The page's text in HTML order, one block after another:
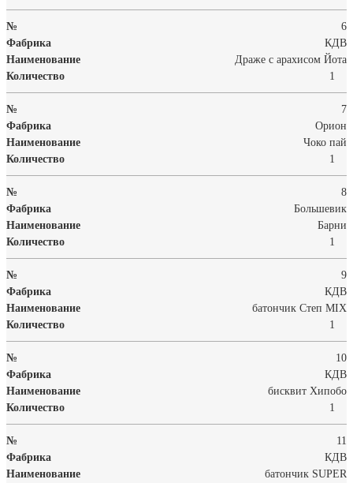
6
КДВ
Драже с арахисом Йота
1
7
Орион
Чоко пай
1
8
Большевик
Барни
1
9
КДВ
батончик Степ MIX
1
10
КДВ
бисквит Хипобо
1
11
КДВ
батончик SUPER